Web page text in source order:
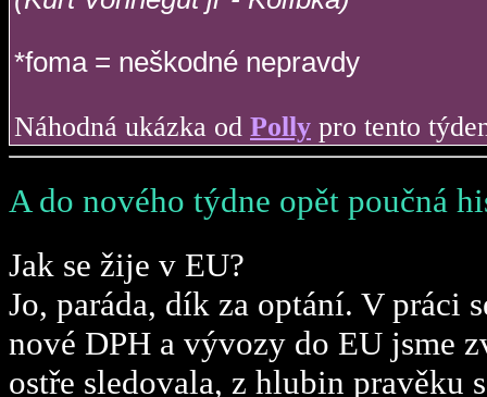
*foma = neškodné nepravdy
Náhodná ukázka od Polly pro tento
A do nového týdne opět poučná
Jak se žije v EU?
Jo, paráda, dík za optání. V práci
nové DPH a vývozy do EU jsme
ostře sledovala, z hlubin pravěku